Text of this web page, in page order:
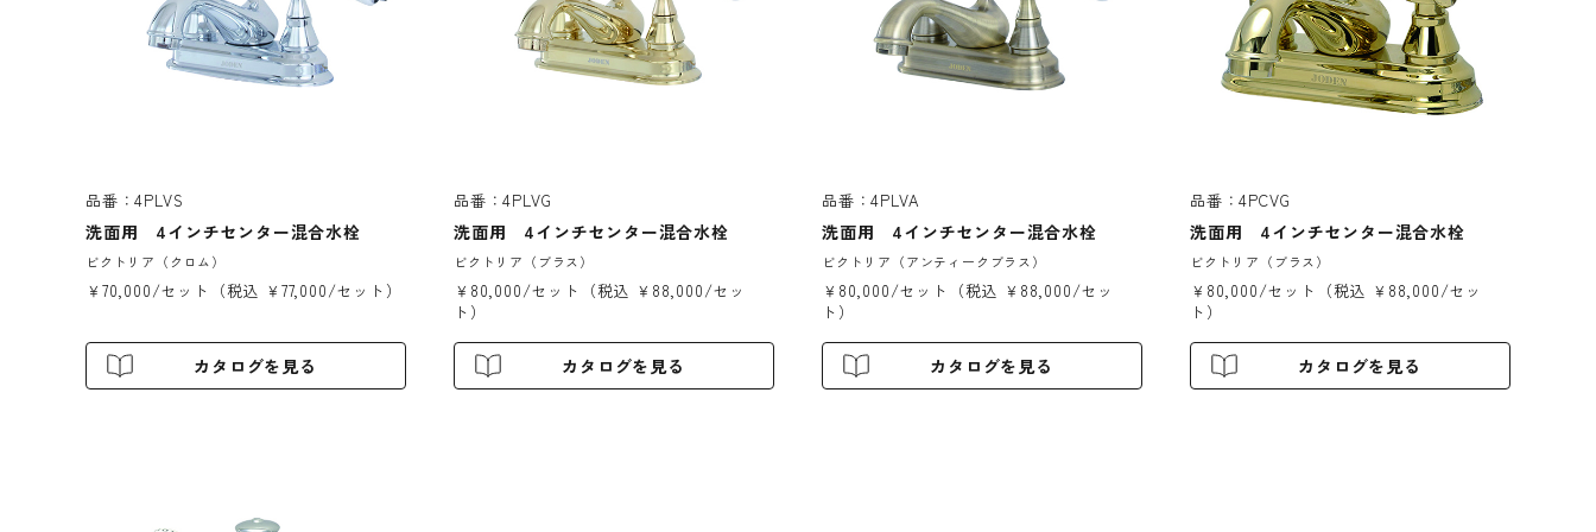
品番：4PLVS
洗面用 4インチセンター混合水栓
ビクトリア（クロム）
￥70,000/セット（税込 ￥77,000/セット）
カタログを見る
品番：4PLVG
洗面用 4インチセンター混合水栓
ビクトリア（ブラス）
￥80,000/セット（税込 ￥88,000/セッ
ト）
カタログを見る
品番：4PLVA
洗面用 4インチセンター混合水栓
ビクトリア（アンティークブラス）
￥80,000/セット（税込 ￥88,000/セッ
ト）
カタログを見る
品番：4PCVG
洗面用 4インチセンター混合水栓
ビクトリア（ブラス）
￥80,000/セット（税込 ￥88,000/セッ
ト）
カタログを見る